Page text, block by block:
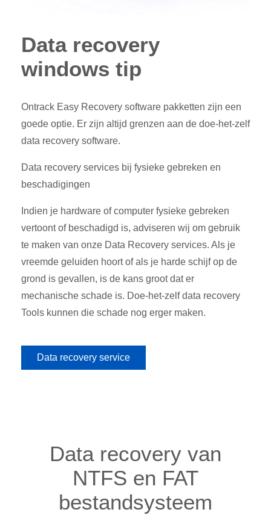
Data recovery
windows tip
Ontrack Easy Recovery software pakketten zijn een
goede optie. Er zijn altijd grenzen aan de doe-het-zelf
data recovery software.
Data recovery services bij fysieke gebreken en
beschadigingen
Indien je hardware of computer fysieke gebreken
vertoont of beschadigd is, adviseren wij om gebruik
te maken van onze Data Recovery services. Als je
vreemde geluiden hoort of als je harde schijf op de
grond is gevallen, is de kans groot dat er
mechanische schade is. Doe-het-zelf data recovery
Tools kunnen die schade nog erger maken.
Data recovery service
Data recovery van
NTFS en FAT
bestandsysteem